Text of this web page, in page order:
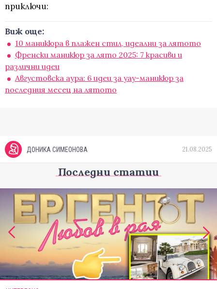
приключи:
Виж още:
10 маникюра в плажен стил, идеални за лятото
Френски маникюр за лято 2025: 7 красиви и
различни идеи
Августовска аура: 6 идеи за уау-маникюр за
последния месец на лятото
ДОНИКА СИМЕОНОВА 21.08.2025
Последни статии